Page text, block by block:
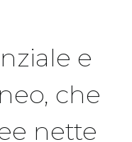
e
che
nette